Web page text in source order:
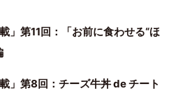
」第11回：「お前に食わせる“ほ
」第8回：チーズ牛丼 de チート